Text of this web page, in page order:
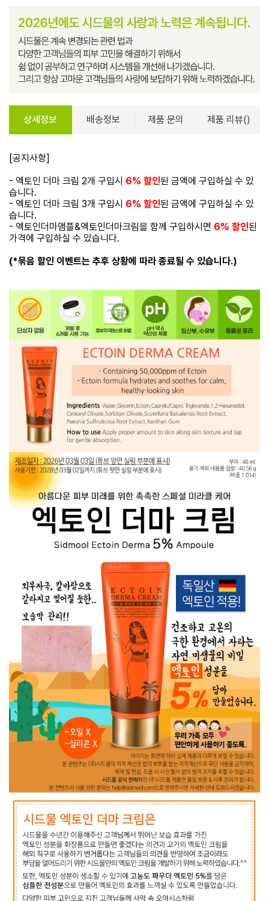
상세정보 배송정보 제품 문의 제품 리뷰()
[공지사항]
- 엑토인 더마 크림 2개 구입시 6% 할인된 금액에 구입하실 수 있
습니다.
- 엑토인 더마 크림 3개 구입시 6% 할인된 금액에 구입하실 수 있
습니다.
- 엑토인더마앰플&엑토인더마크림을 함께 구입하시면 6% 할인된
가격에 구입하실 수 있습니다.
(*묶음 할인 이벤트는 추후 상황에 따라 종료될 수 있습니다.)